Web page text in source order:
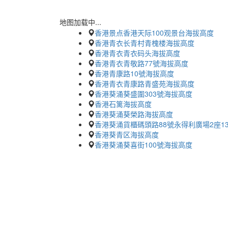
地图加载中...
香港景点香港天际100观景台海拔高度
香港青衣长青村青槐楼海拔高度
香港青衣青衣码头海拔高度
香港青衣青敬路77號海拔高度
香港青康路10號海拔高度
香港青衣青康路青盛苑海拔高度
香港葵涌葵盛圍303號海拔高度
香港石篱海拔高度
香港葵涌葵榮路海拔高度
香港葵涌貨櫃碼頭路88號永得利廣場2座
香港葵青区海拔高度
香港葵涌葵喜街100號海拔高度